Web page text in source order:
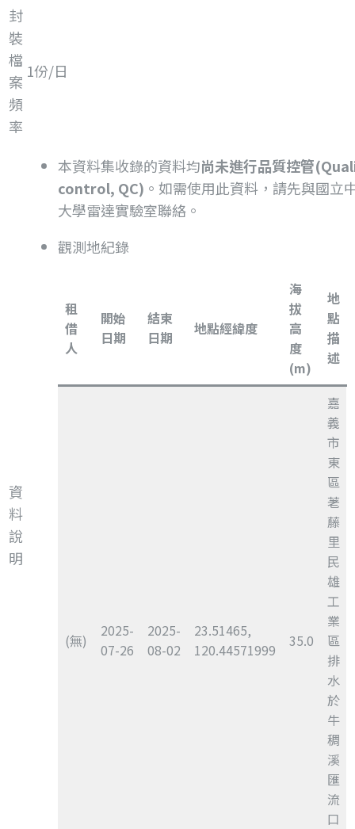
封
裝
檔
案
頻
率
1份/日
資
料
說
明
本資料集收錄的資料均尚未進行品質控管
control, QC) 。如需使用此資料，請先與國立
大學雷達實驗室聯絡。
觀測地紀錄
租
借
人
開始
日期
結束
日期
地點經緯度
海
拔
高
度
(m)
地
點
描
述
(無)
2025-
07-26
2025-
08-02
23.51465,
120.44571999
35.0
嘉
義
市
東
區
荖
藤
里
民
雄
工
業
區
排
水
於
牛
稠
溪
匯
流
口